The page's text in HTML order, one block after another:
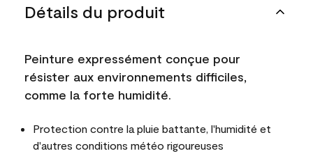
Détails du produit
Peinture expressément conçue pour
résister aux environnements difficiles,
comme la forte humidité.
Protection contre la pluie battante, l'humidité et
d'autres conditions météo rigoureuses